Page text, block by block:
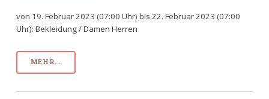
von 19. Februar 2023 (07:00 Uhr) bis 22. Februar 2023 (07:00
Uhr): Bekleidung / Damen Herren
MEHR...